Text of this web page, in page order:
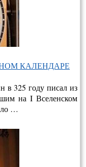
КАЛЕНДАРЕ
в 325 году писал из
на I Вселенском
…